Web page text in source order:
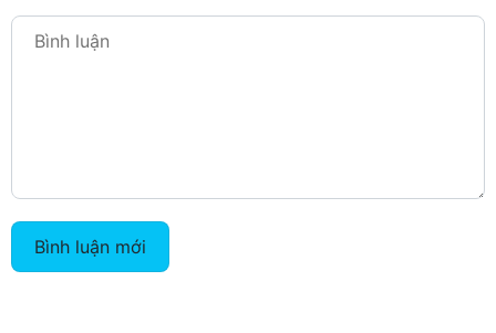
Bình luận mới